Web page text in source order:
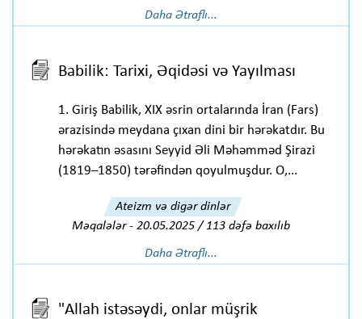
Daha Ətraflı...
Babilik: Tarixi, Əqidəsi və Yayılması
1. Giriş Babilik, XIX əsrin ortalarında İran (Fars)
ərazisində meydana çıxan dini bir hərəkatdır. Bu
hərəkatın əsasını Seyyid Əli Məhəmməd Şirazi
(1819–1850) tərəfindən qoyulmuşdur. O,...
Ateizm və digər dinlər
Məqalələr- 20.05.2025 / 113 dəfə baxılıb
Daha Ətraflı...
"Allah istəsəydi, onlar müşrik